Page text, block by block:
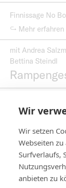
Wir
Wir setzen
Webseiten
Surfverlaufs,
anbieten zu
Finnissage No
↪ Mehr erfahren
mit Andrea
Bettina Steindl
Video